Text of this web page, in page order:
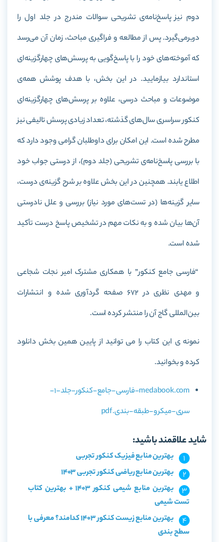
دوم نیز پاسخ‌نامه‌ی تشریحی سوالات مندرج در جلد اول را
دربرمی‌گیرد. پس از مطالعه و فراگیری مباحث، زمان آن می‌رسد
که آموخته‌های خود را با پاسخ‌گویی به پرسش‌های چهارگزینه‌ای
استاندارد بیازمایید. در این بخش، با هدف پوشش همه‌ی
موضوعات و مباحث درسی، علاوه بر پرسش‌های چهارگزینه‌ای
کنکور سراسری سال‌های گذشته، تعداد زیادی پرسش تالیفی نیز
مطرح شده است. این امکان برای داوطلبان گرامی وجود دارد که
با بررسی پاسخ‌نامه‌ی تشریحی (جلد دوم)، از درستی جواب خود
اطلاع یابند. همچنین در این بخش علاوه بر شرح گزینه‌ی درست،
سایر گزینه‌ها (در تست‌های مورد نیاز) بررسی و علل نادرستی
آن‌ها بیان شده و به نکات مهم در تشخیص پاسخ درست تأکید
شده است.
“فارسی جامع کنکور” با همکاری مشترک امیر نجات شجاعی
و مهدی نظری در 672 صفحه گردآوری شده و انتشارات
بین‌المللی گاج آن را منتشر کرده است.
نمونه ی این کتاب را می توانید از پایین همین بخش دانلود
کرده و بخوانید.
medabook.com-فارسی-جامع-کنکور-جلد-1-
سری-میکرو-طبقه-بندی.pdf
شاید علاقمند باشید:
بهترین منابع فیزیک کنکور تجربی
بهترین منابع ریاضی کنکور تجربی 1403
بهترین منابع شیمی کنکور 1403 + بهترین کتاب
تست شیمی
بهترین منابع زیست کنکور 1403 کدامند؟ معرفی با
سطح بندی